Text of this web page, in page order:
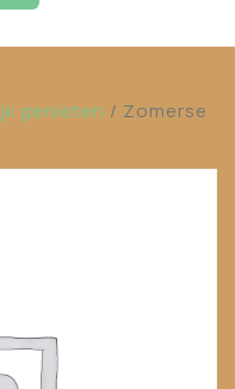
genieten / Zomerse